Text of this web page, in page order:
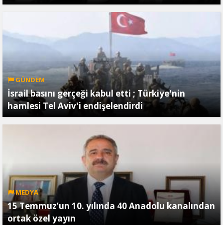
GÜNDEM
İsrail basını gerçeği kabul etti ; Türkiye'nin
hamlesi Tel Aviv'i endişelendirdi
MEDYA
15 Temmuz’un 10. yılında 40 Anadolu kanalından
ortak özel yayın